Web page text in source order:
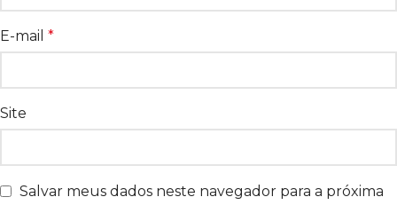
E-mail *
Site
Salvar meus dados neste navegador para a próxima